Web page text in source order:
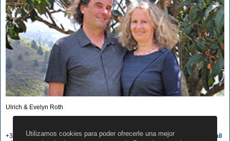
Ulrich & Evelyn Roth
Escribir e-mail
+34 822 68 00 89
Utilizamos cookies para poder ofrecerle una mejor